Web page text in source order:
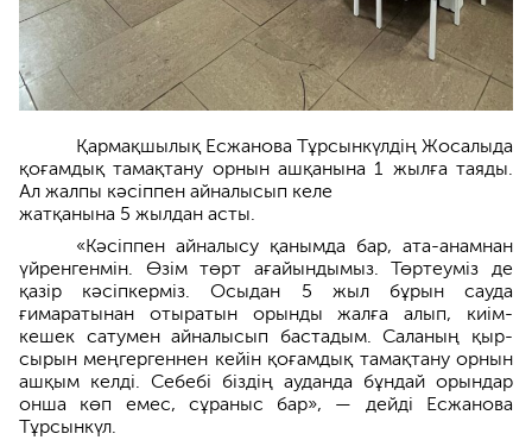
Қармақшылық Есжанова Тұрсынкүлдің Жосалыда
қоғамдық тамақтану орнын ашқанына 1 жылға таяды.
Ал жалпы кәсіппен айналысып келе
жатқанына 5 жылдан асты.
«Кәсіппен айналысу қанымда бар, ата-анамнан
үйренгенмін. Өзім төрт ағайындымыз. Төртеуміз де
қазір кәсіпкерміз. Осыдан 5 жыл бұрын сауда
ғимаратынан отыратын орынды жалға алып, киім-
кешек сатумен айналысып бастадым. Саланың қыр-
сырын меңгергеннен кейін қоғамдық тамақтану орнын
ашқым келді. Себебі біздің ауданда бұндай орындар
онша көп емес, сұраныс бар», — дейді Есжанова
Тұрсынкүл.